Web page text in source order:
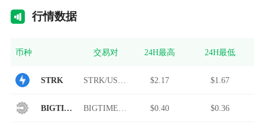
行情数据
币种 交易对 24H最高 24H最低
STRK $2.17 $1.67
BIGTIME $0.40 $0.36